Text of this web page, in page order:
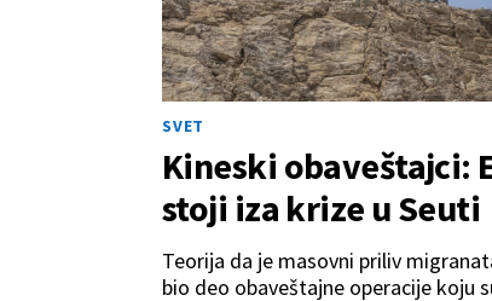
SVET
Kineski obaveštajci:
stoji iza krize u Seuti
Teorija da je masovni priliv
bio deo obaveštajne operacije koju